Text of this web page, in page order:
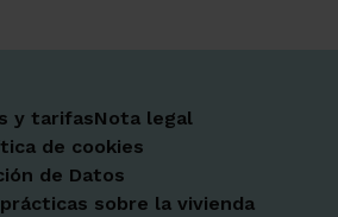
y tarifasNota legal
de cookies
de Datos
sobre la vivienda